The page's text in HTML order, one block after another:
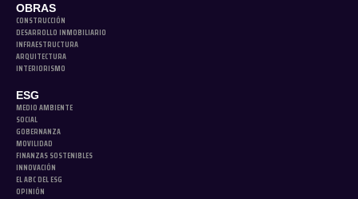
OBRAS
CONSTRUCCIÓN
DESARROLLO INMOBILIARIO
INFRAESTRUCTURA
ARQUITECTURA
INTERIORISMO
ESG
MEDIO AMBIENTE
SOCIAL
GOBERNANZA
MOVILIDAD
FINANZAS SOSTENIBLES
INNOVACIÓN
EL ABC DEL ESG
OPINIÓN